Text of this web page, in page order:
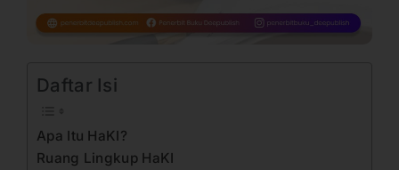
Daftar Isi
Apa Itu HaKI?
Ruang Lingkup HaKI